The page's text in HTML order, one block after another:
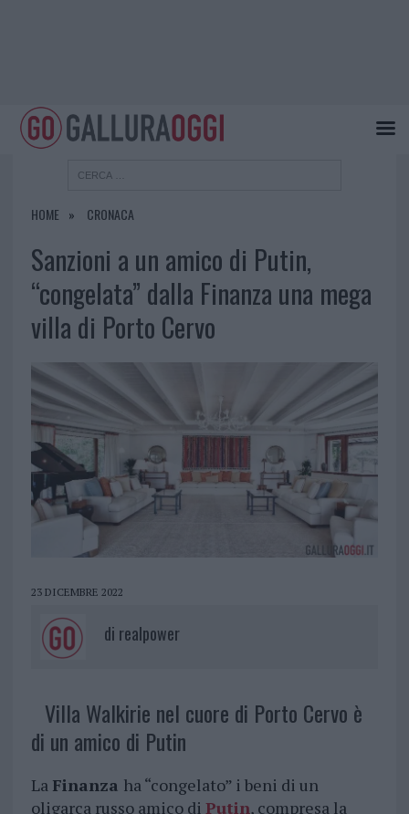
HOME CRONACA
Sanzioni a un amico di Putin,
“congelata” dalla Finanza una mega
villa di Porto Cervo
23 DICEMBRE 2022
di realpower
Villa Walkirie nel cuore di Porto Cervo è
di un amico di Putin
La Finanza ha “congelato” i beni di un
oligarca russo amico di Putin, compresa la